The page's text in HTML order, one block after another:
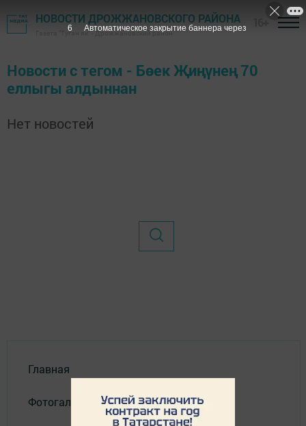
НОВОСТИ ДРОЖЖАНОВСКОГО РАЙОНА
Газета "Туган як" - Дрожжановский район
Новости с тегом - Бөек Җиңүнең 70
еллыгы алдыннан
Нет новостей
Главная
Фотогалереи
6 Автоматическое закрытие баннера через